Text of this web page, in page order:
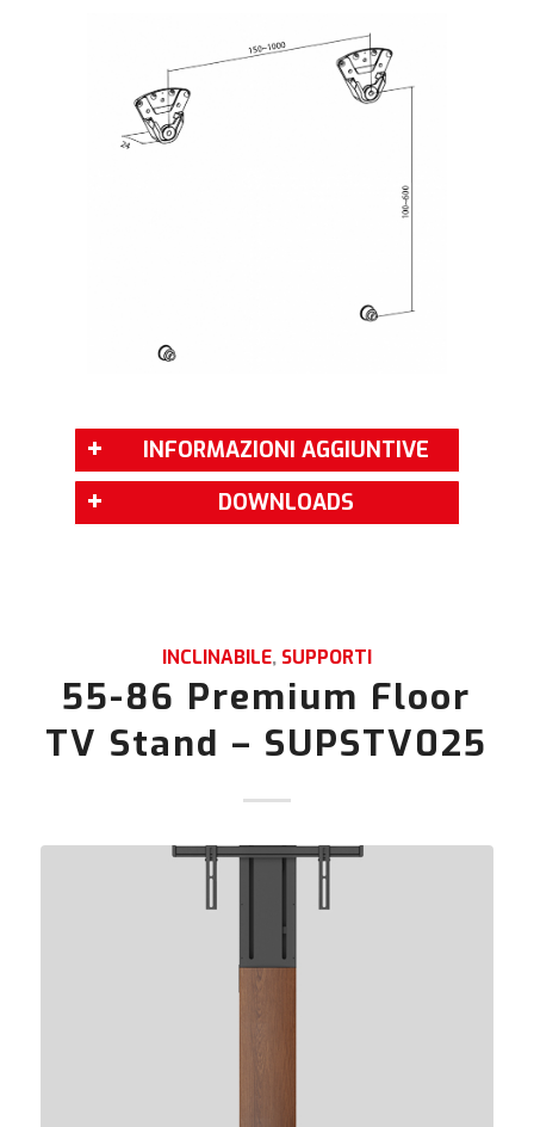
INFORMAZIONI AGGIUNTIVE
DOWNLOADS
INCLINABILE, SUPPORTI
55-86 Premium Floor
TV Stand – SUPSTV025